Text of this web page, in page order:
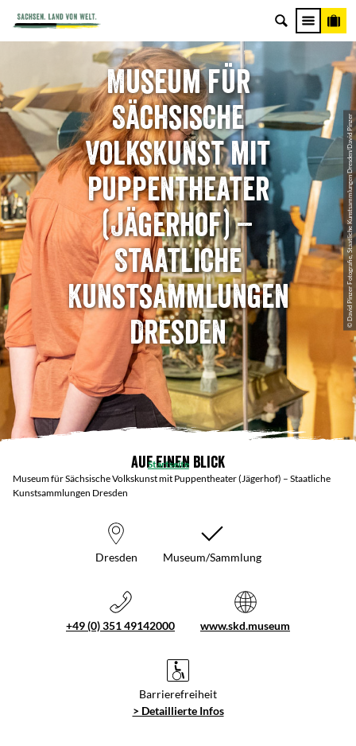
© David Pinzer Fotografie, Staatliche Kunstsammlungen Dresden/David Pinzer
Museum für
Sächsische
Volkskunst mit
Puppentheater
(Jägerhof) –
Staatliche
Kunstsammlungen
Dresden
Startseite
Museum für Sächsische Volkskunst mit Puppentheater (Jägerhof) – Staatliche
Kunstsammlungen Dresden
Auf einen Blick
Dresden Museum/Sammlung
+49 (0) 351 49142000 www.skd.museum
Barrierefreiheit
> Detaillierte Infos